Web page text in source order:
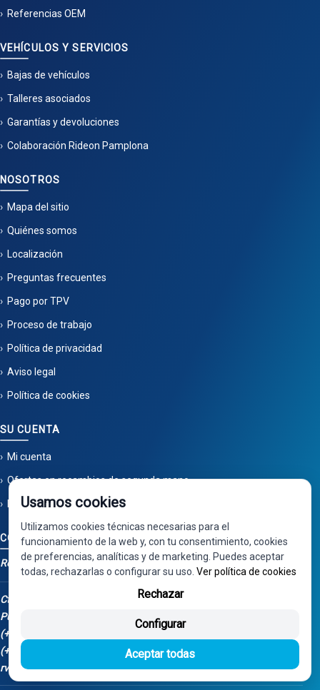
Referencias OEM
VEHÍCULOS Y SERVICIOS
Bajas de vehículos
Talleres asociados
Garantías y devoluciones
Colaboración Rideon Pamplona
NOSOTROS
Mapa del sitio
Quiénes somos
Localización
Preguntas frecuentes
Pago por TPV
Proceso de trabajo
Política de privacidad
Aviso legal
Política de cookies
SU CUENTA
Mi cuenta
Ofertas en recambios de segunda mano
Novedades | Recuperaciones Valdizarbe S.L.
CONTACTO
Recuperaciones Valdizarbe
Ctra. Artazu, km 1, 31100
Puente la Reina - Navarra
(+34) 948 34 04 98
(+34) 668 848 123
rv@valdizarbe.es
Usamos cookies
Utilizamos cookies técnicas necesarias para el
funcionamiento de la web y, con tu consentimiento, cookies
de preferencias, analíticas y de marketing. Puedes aceptar
todas, rechazarlas o configurar su uso. Ver política de cookies
Rechazar
Configurar
Aceptar todas